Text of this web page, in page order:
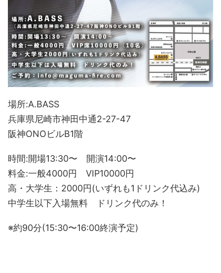
場所:A.BASS
兵庫県尼崎市神田中通2-27-47
阪神ONOビルB1階
時間:開場13:30〜 開演14:00〜
料金:一般4000円 VIP10000円
高・大学生：2000円(いずれも1ドリンク代込み)
中学生以下入場無料 ドリンク代のみ！
※約90分(15:30〜16:00終演予定)